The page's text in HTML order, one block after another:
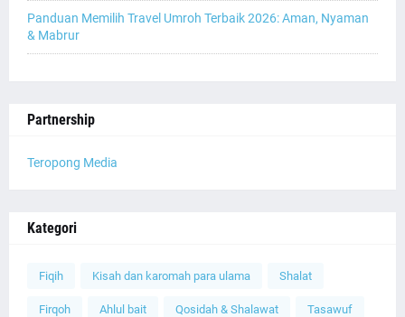
Panduan Memilih Travel Umroh Terbaik 2026: Aman, Nyaman
& Mabrur
Partnership
Teropong Media
Kategori
Fiqih Kisah dan karomah para ulama Shalat
Firqoh Ahlul bait Qosidah & Shalawat Tasawuf